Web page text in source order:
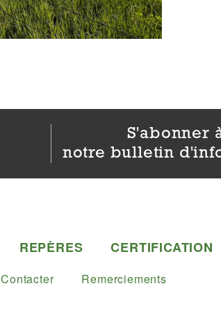
S'abonner
notre bulletin
REPÈRES CERTIFICATION
Contacter Remerciements